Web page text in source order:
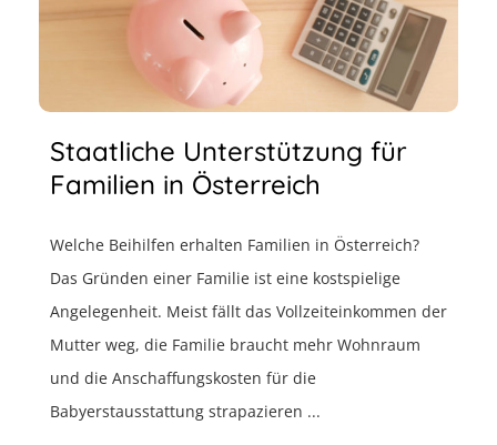
Staatliche Unterstützung für
Familien in Österreich
Welche Beihilfen erhalten Familien in Österreich?
Das Gründen einer Familie ist eine kostspielige
Angelegenheit. Meist fällt das Vollzeiteinkommen der
Mutter weg, die Familie braucht mehr Wohnraum
und die Anschaffungskosten für die
Babyerstausstattung strapazieren ...